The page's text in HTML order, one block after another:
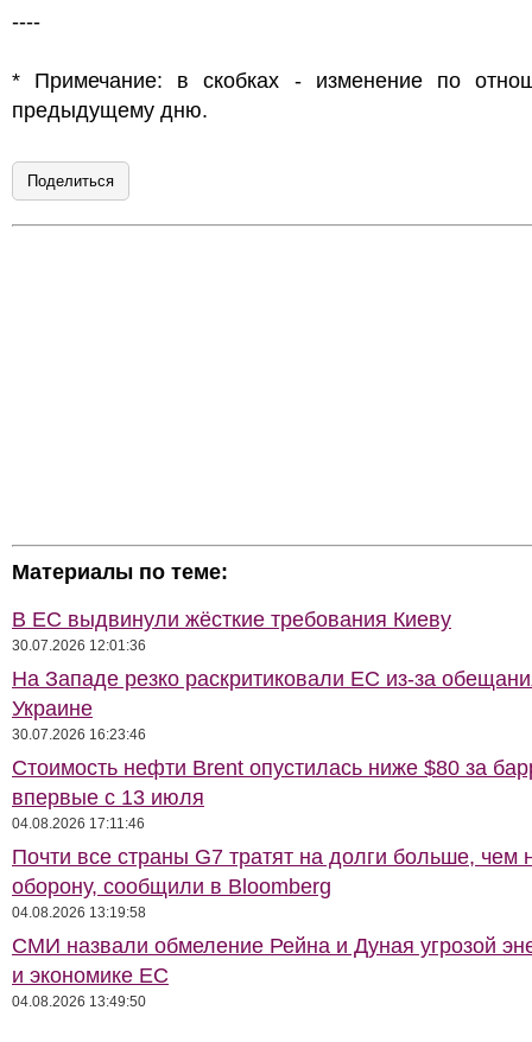
----
* Примечание: в скобках - изменение по
предыдущему дню.
Поделиться
Материалы по теме:
В ЕС выдвинули жёсткие требования Киеву
30.07.2026 12:01:36
На Западе резко раскритиковали ЕС из-за
Украине
30.07.2026 16:23:46
Стоимость нефти Brent опустилась ниже $80 за
впервые с 13 июля
04.08.2026 17:11:46
Почти все страны G7 тратят на долги больше, чем
оборону, сообщили в Bloomberg
04.08.2026 13:19:58
СМИ назвали обмеление Рейна и Дуная угрозой
и экономике ЕС
04.08.2026 13:49:50